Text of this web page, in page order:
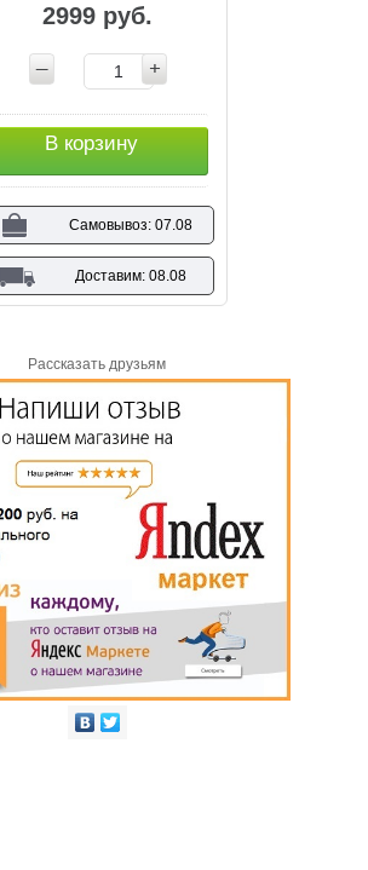
2999 руб.
В корзину
Самовывоз: 07.08
Доставим: 08.08
Рассказать друзьям